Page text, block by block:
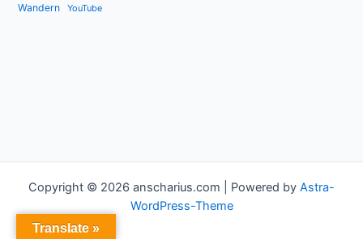
Wandern YouTube
Copyright © 2026 anscharius.com | Powered by Astra-
WordPress-Theme
Translate »